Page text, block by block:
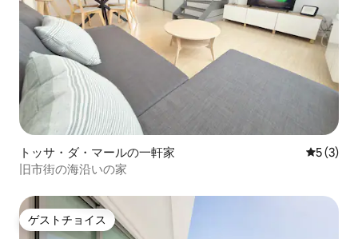
トッサ・ダ・マールの一軒家 レビュー
5 (3)
旧市街の海沿いの家
ゲストチョイス
ゲストチョイス